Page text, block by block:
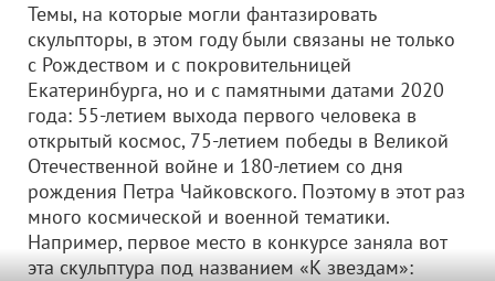
Темы, на которые могли фантазировать
скульпторы, в этом году были связаны не только
с Рождеством и с покровительницей
Екатеринбурга, но и с памятными датами 2020
года: 55-летием выхода первого человека в
открытый космос, 75-летием победы в Великой
Отечественной войне и 180-летием со дня
рождения Петра Чайковского. Поэтому в этот раз
много космической и военной тематики.
Например, первое место в конкурсе заняла вот
эта скульптура под названием «К звездам»: